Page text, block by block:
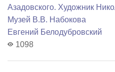
Азадовского. Художник
Музей В.В. Набокова
Евгений Белодубровский
1098